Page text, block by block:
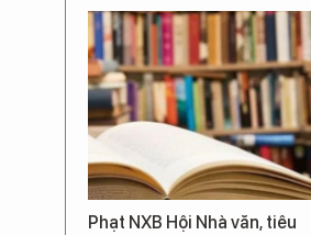
Phạt NXB Hội Nhà văn, tiêu